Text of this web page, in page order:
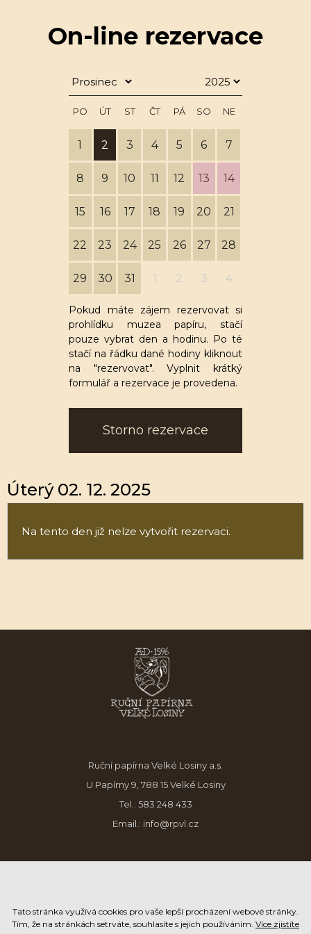
On-line rezervace
PO ÚT ST ČT PÁ SO NE
1 2 3 4 5 6 7
8 9 10 11 12 13 14
15 16 17 18 19 20 21
22 23 24 25 26 27 28
29 30 31 1 2 3 4
Pokud máte zájem rezervovat si
prohlídku muzea papíru, stačí
pouze vybrat den a hodinu. Po té
stačí na řádku dané hodiny kliknout
na "rezervovat". Vyplnit krátký
formulář a rezervace je provedena.
Storno rezervace
Úterý 02. 12. 2025
Na tento den již nelze vytvořit rezervaci.
Ruční papírna Velké Losiny a.s.
U Papírny 9, 788 15 Velké Losiny
Tel.: 583 248 433
Email.: info@rpvl.cz
Tato stránka využívá cookies pro vaše lepší procházení webové stránky.
Tím, že na stránkách setrváte, souhlasíte s jejich používáním. Více zjistíte